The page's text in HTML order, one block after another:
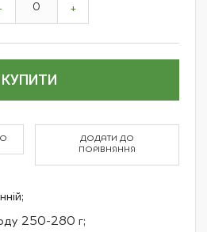
+
КУПИТИ
ДОДАТИ ДО
ПОРІВНЯННЯ
250-280 г;